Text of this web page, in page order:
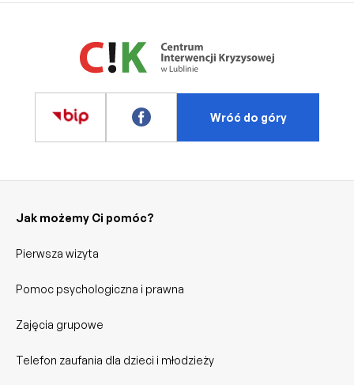
Wróć do góry
Jak możemy Ci pomóc?
Pierwsza wizyta
Pomoc psychologiczna i prawna
Zajęcia grupowe
Telefon zaufania dla dzieci i młodzieży